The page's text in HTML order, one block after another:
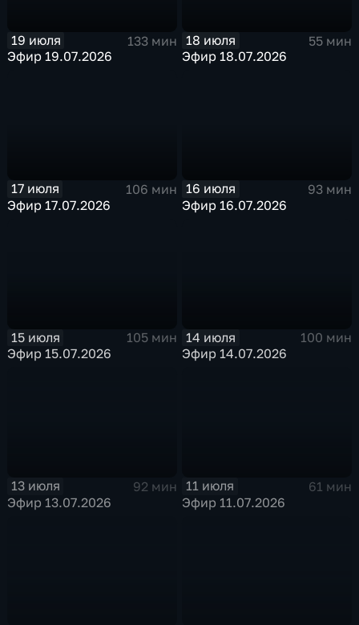
19 июля
133 мин
Эфир 19.07.2026
18 июля
55 мин
Эфир 18.07.2026
17 июля
106 мин
Эфир 17.07.2026
16 июля
93 мин
Эфир 16.07.2026
15 июля
105 мин
Эфир 15.07.2026
14 июля
100 мин
Эфир 14.07.2026
13 июля
92 мин
Эфир 13.07.2026
11 июля
61 мин
Эфир 11.07.2026